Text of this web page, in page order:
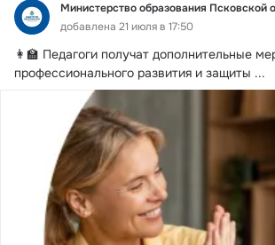
Министерство образования Псковской
добавлена 21 июля в 17:50
👩‍🏫 Педагоги получат дополнительные
профессионального развития и защиты ...